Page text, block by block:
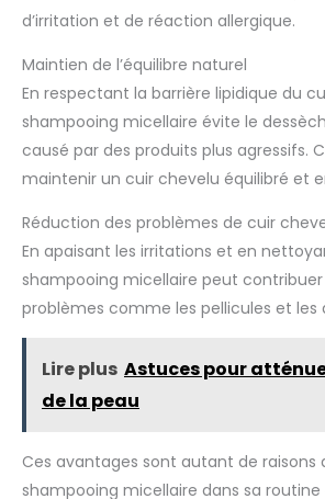
d’irritation et de réaction allergique.
Maintien de l’équilibre naturel
En respectant la barrière lipidique du
shampooing micellaire évite le
causé par des produits plus agressifs.
maintenir un cuir chevelu équilibré et
Réduction des problèmes de cuir
En apaisant les irritations et en
shampooing micellaire peut
problèmes comme les pellicules et les
Lire plus Astuces pour
de la peau
Ces avantages sont autant de raisons
shampooing micellaire dans sa routine